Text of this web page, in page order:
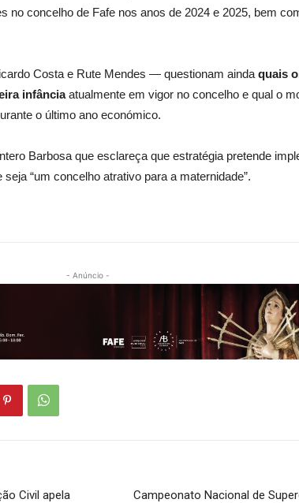
no concelho de Fafe nos anos de 2024 e 2025, bem
Costa e Rute Mendes — questionam ainda quais
infânciaatualmente em vigor no concelho e qual o
o último ano económico.
Barbosa que esclareça que estratégia pretende
“um concelho atrativo para a maternidade”.
- Anúncio -
Civil apela
Campeonato Nacional de